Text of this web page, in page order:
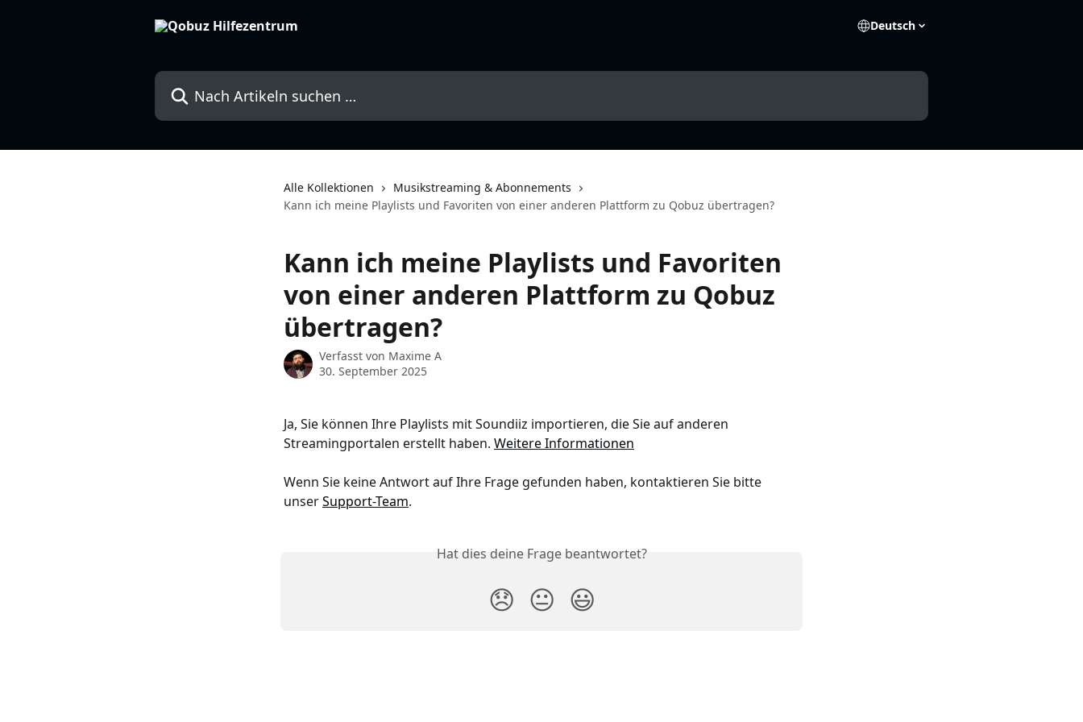
Deutsch
Nach Artikeln suchen …
Alle Kollektionen
Musikstreaming & Abonnements
Kann ich meine Playlists und Favoriten von einer anderen Plattform zu Qobuz übertragen?
Kann ich meine Playlists und Favoriten
von einer anderen Plattform zu Qobuz
übertragen?
Verfasst von Maxime A
30. September 2025
Ja, Sie können Ihre Playlists mit Soundiiz importieren, die Sie auf anderen
Streamingportalen erstellt haben. Weitere Informationen
Wenn Sie keine Antwort auf Ihre Frage gefunden haben, kontaktieren Sie bitte
unser Support-Team.
Hat dies deine Frage beantwortet?
😞 😐 😃